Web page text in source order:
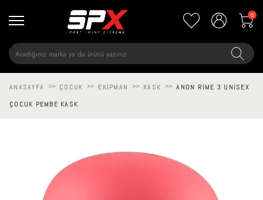
0
ANASAYFA >> ÇOCUK >> EKIPMAN >> KASK >> ANON RIME 3 UNISEX
ÇOCUK PEMBE KASK